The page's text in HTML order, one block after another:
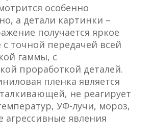
особенно
а детали картинки –
получается яркое
точной передачей всей
гаммы, с
проработкой деталей.
пленка является
не реагирует
УФ-лучи, мороз,
агрессивные явления